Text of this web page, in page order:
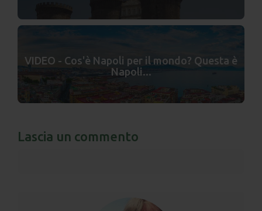
VIDEO - Cos'è Napoli per il mondo? Questa è
Napoli...
Lascia un commento